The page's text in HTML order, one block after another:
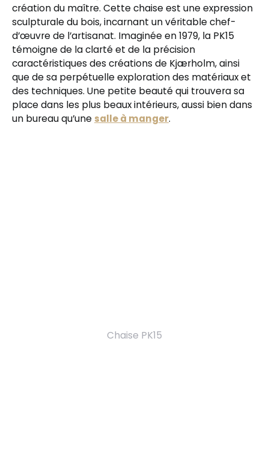
création du maître. Cette chaise est une expression
sculpturale du bois, incarnant un véritable chef-
d’œuvre de l’artisanat. Imaginée en 1979, la PK15
témoigne de la clarté et de la précision
caractéristiques des créations de Kjærholm, ainsi
que de sa perpétuelle exploration des matériaux et
des techniques. Une petite beauté qui trouvera sa
place dans les plus beaux intérieurs, aussi bien dans
un bureau qu’une salle à manger.
Chaise PK15